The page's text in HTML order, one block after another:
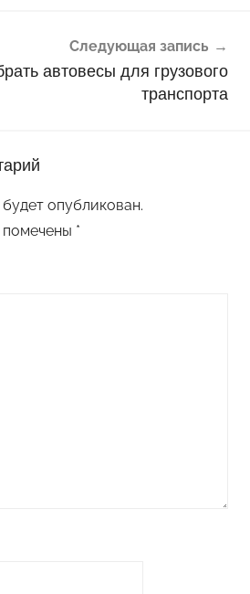
Следующая запись
автовесы для грузового
транспорта
опубликован.
помечены *